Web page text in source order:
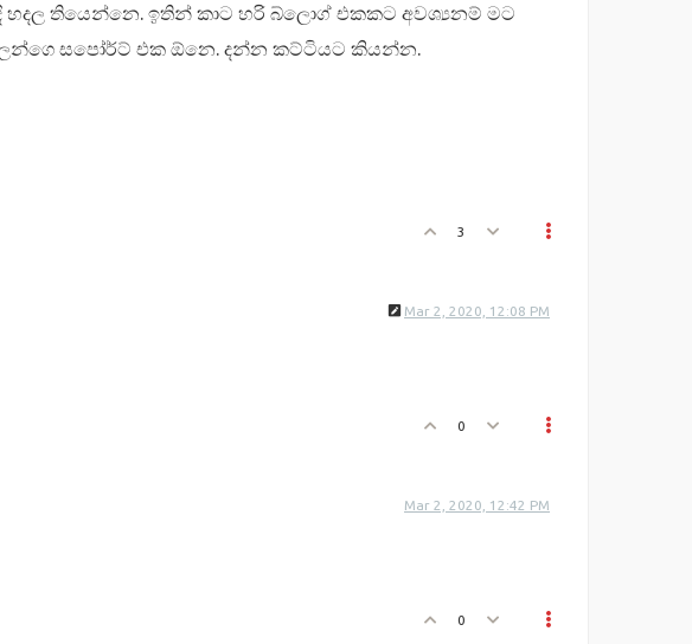
තියෙන්නෙ. ඉතින් කාට හරි බ්ලොග් එකකට අවශ්‍යනම් මට
සපෝර්ට් එක ඕනෙ. දන්න කට්ටියට කියන්න.
3
Mar 2, 2020, 12:08 PM
0
Mar 2, 2020, 12:42 PM
0